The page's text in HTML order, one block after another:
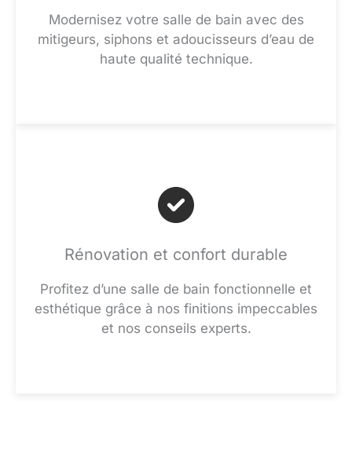
Modernisez votre salle de bain avec des
mitigeurs, siphons et adoucisseurs d’eau de
haute qualité technique.
Rénovation et confort durable
Profitez d’une salle de bain fonctionnelle et
esthétique grâce à nos finitions impeccables
et nos conseils experts.